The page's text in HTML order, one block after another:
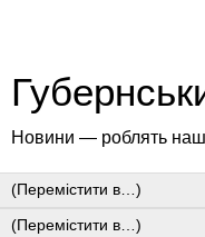
Новини — роблять